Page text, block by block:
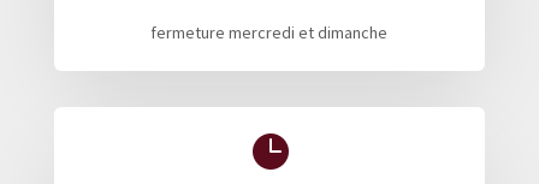
fermeture mercredi et dimanche
